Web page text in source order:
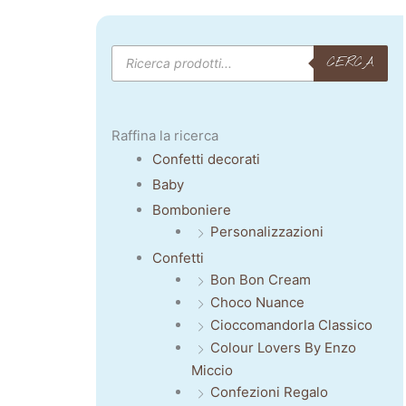
Products
search CERCA
Raffina la ricerca
Confetti decorati
Baby
Bomboniere
Personalizzazioni
Confetti
Bon Bon Cream
Choco Nuance
Cioccomandorla Classico
Colour Lovers By Enzo
Miccio
Confezioni Regalo